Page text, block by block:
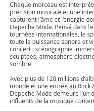
Chaque morceau est
précision musicale et une
capturent l’âme et l’énergie
Depeche Mode. Pensé dans
tournées internationales, le
toute la puissance sonore et
concert : scénographie
sculptées, atmosphère
sombre.
Avec plus de 120 millions
monde et une entrée au Rock
Depeche Mode demeure l’un
influents de la musique